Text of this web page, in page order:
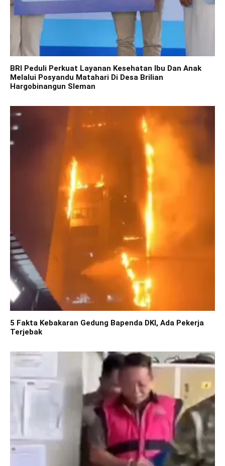
BRI Peduli Perkuat Layanan Kesehatan Ibu Dan Anak
Melalui Posyandu Matahari Di Desa Brilian
Hargobinangun Sleman
5 Fakta Kebakaran Gedung Bapenda DKI, Ada Pekerja
Terjebak